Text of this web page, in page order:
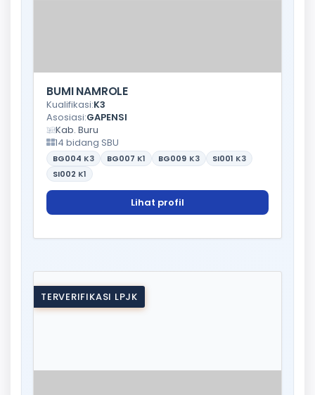
BUMI NAMROLE
Kualifikasi:K3
Asosiasi:GAPENSI
Kab. Buru
14 bidang SBU
BG004 K3 BG007 K1 BG009 K3 SI001 K3
SI002 K1
Lihat profil
TERVERIFIKASI LPJK